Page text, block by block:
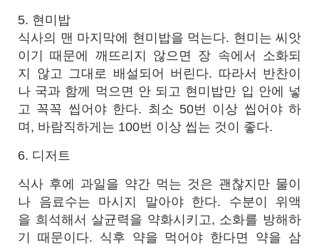
5. 현미밥
식사의 맨 마지막에 현미밥을 먹는다. 현미는 씨앗
이기 때문에 깨뜨리지 않으면 장 속에서 소화되
지 않고 그대로 배설되어 버린다. 따라서 반찬이
나 국과 함께 먹으면 안 되고 현미밥만 입 안에 넣
고 꼭꼭 씹어야 한다. 최소 50번 이상 씹어야 하
며, 바람직하게는 100번 이상 씹는 것이 좋다.
6. 디저트
식사 후에 과일을 약간 먹는 것은 괜찮지만 물이
나 음료수는 마시지 말아야 한다. 수분이 위액
을 희석해서 살균력을 약화시키고, 소화를 방해하
기 때문이다. 식후 약을 먹어야 한다면 약을 삼